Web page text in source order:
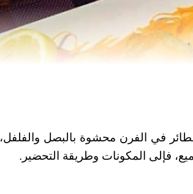
في الفرن محشوة بالبصل والفلفل،
فإلى المكونات وطريقة التحضير.